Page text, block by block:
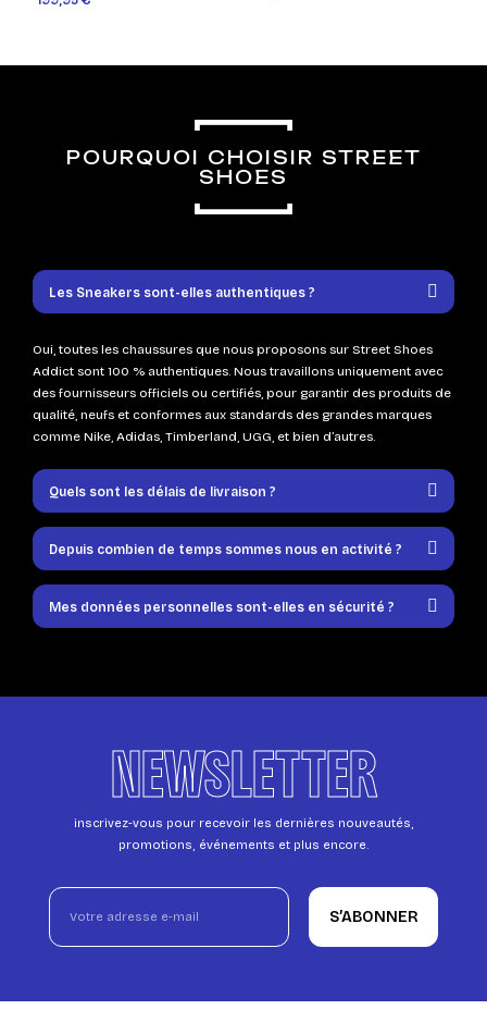
POURQUOI CHOISIR STREET
SHOES
Les Sneakers sont-elles authentiques ?
Oui, toutes les chaussures que nous proposons sur Street Shoes
Addict sont 100 % authentiques. Nous travaillons uniquement avec
des fournisseurs officiels ou certifiés, pour garantir des produits de
qualité, neufs et conformes aux standards des grandes marques
comme Nike, Adidas, Timberland, UGG, et bien d’autres.
Quels sont les délais de livraison ?
Depuis combien de temps sommes nous en activité ?
Mes données personnelles sont-elles en sécurité ?
NEWSLETTER
inscrivez-vous pour recevoir les dernières nouveautés,
promotions, événements et plus encore.
S’ABONNER